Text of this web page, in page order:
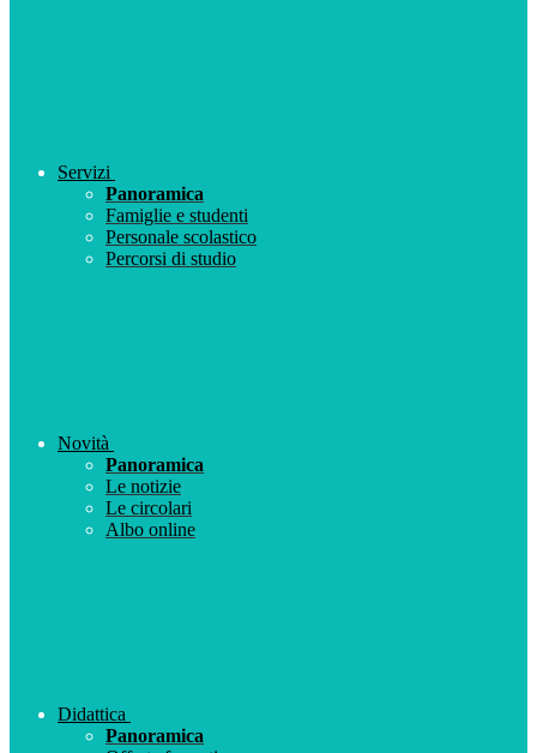
Servizi
Panoramica
Famiglie e studenti
Personale scolastico
Percorsi di studio
Novità
Panoramica
Le notizie
Le circolari
Albo online
Didattica
Panoramica